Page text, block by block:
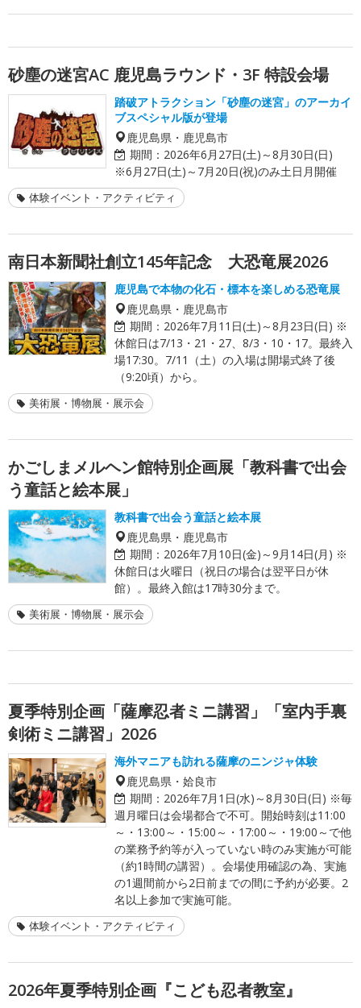
砂塵の迷宮AC 鹿児島ラウンド・3F 特設会場
踏破アトラクション「砂塵の迷宮」のアーカイ
ブスペシャル版が登場
鹿児島県・鹿児島市
期間： 2026年6月27日(土)～8月30日(日)
※6月27日(土)～7月20日(祝)のみ土日月開催
体験イベント・アクティビティ
南日本新聞社創立145年記念 大恐竜展2026
鹿児島で本物の化石・標本を楽しめる恐竜展
鹿児島県・鹿児島市
期間： 2026年7月11日(土)～8月23日(日) ※
休館日は7/13・21・27、8/3・10・17。最終入
場17:30。7/11（土）の入場は開場式終了後
（9:20頃）から。
美術展・博物展・展示会
かごしまメルヘン館特別企画展「教科書で出会
う童話と絵本展」
教科書で出会う童話と絵本展
鹿児島県・鹿児島市
期間： 2026年7月10日(金)～9月14日(月) ※
休館日は火曜日（祝日の場合は翌平日が休
館）。最終入館は17時30分まで。
美術展・博物展・展示会
夏季特別企画「薩摩忍者ミニ講習」「室内手裏
剣術ミニ講習」2026
海外マニアも訪れる薩摩のニンジャ体験
鹿児島県・姶良市
期間： 2026年7月1日(水)～8月30日(日) ※毎
週月曜日は会場都合で不可。開始時刻は11:00
～・13:00～・15:00～・17:00～・19:00～で他
の業務予約等が入っていない時のみ実施が可能
（約1時間の講習）。会場使用確認の為、実施
の1週間前から2日前までの間に予約が必要。2
名以上参加で実施可能。
体験イベント・アクティビティ
2026年夏季特別企画『こども忍者教室』